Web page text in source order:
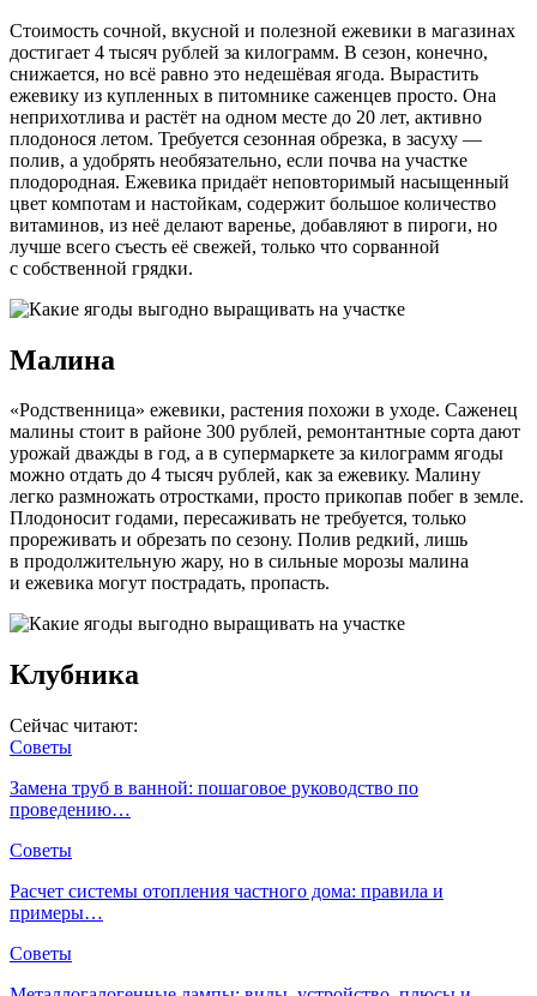
Стоимость сочной, вкусной и полезной ежевики в магазинах
достигает 4 тысяч рублей за килограмм. В сезон, конечно,
снижается, но всё равно это недешёвая ягода. Вырастить
ежевику из купленных в питомнике саженцев просто. Она
неприхотлива и растёт на одном месте до 20 лет, активно
плодонося летом. Требуется сезонная обрезка, в засуху —
полив, а удобрять необязательно, если почва на участке
плодородная. Ежевика придаёт неповторимый насыщенный
цвет компотам и настойкам, содержит большое количество
витаминов, из неё делают варенье, добавляют в пироги, но
лучше всего съесть её свежей, только что сорванной
с собственной грядки.
Малина
«Родственница» ежевики, растения похожи в уходе. Саженец
малины стоит в районе 300 рублей, ремонтантные сорта дают
урожай дважды в год, а в супермаркете за килограмм ягоды
можно отдать до 4 тысяч рублей, как за ежевику. Малину
легко размножать отростками, просто прикопав побег в земле.
Плодоносит годами, пересаживать не требуется, только
прореживать и обрезать по сезону. Полив редкий, лишь
в продолжительную жару, но в сильные морозы малина
и ежевика могут пострадать, пропасть.
Клубника
Сейчас читают:
Советы
Замена труб в ванной: пошаговое руководство по
проведению…
Советы
Расчет системы отопления частного дома: правила и
примеры…
Советы